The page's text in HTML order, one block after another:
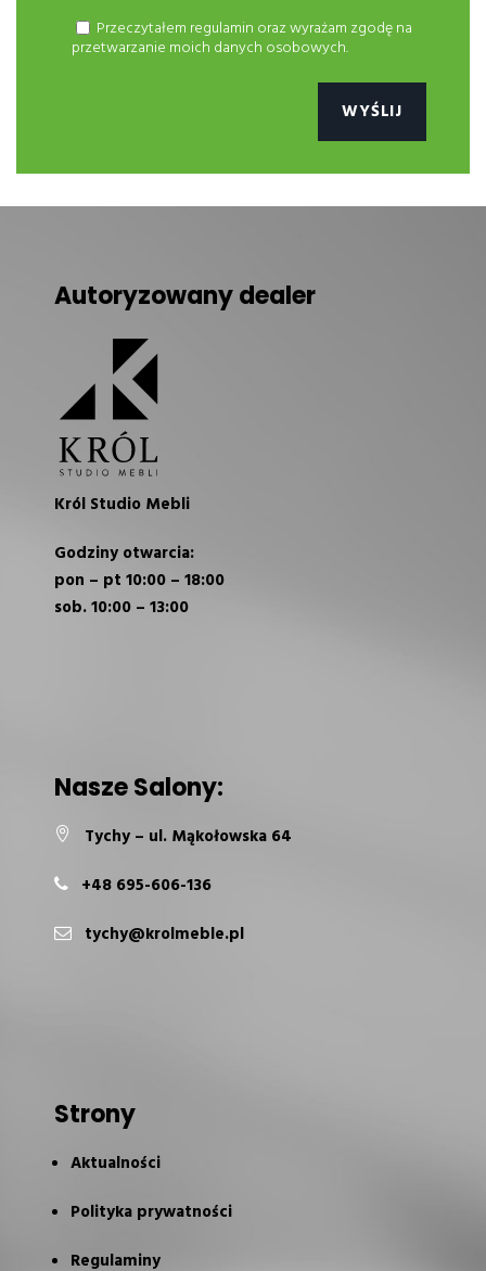
Przeczytałem regulamin oraz wyrażam zgodę na
przetwarzanie moich danych osobowych.
Autoryzowany dealer
Król Studio Mebli
Godziny otwarcia:
pon – pt 10:00 – 18:00
sob. 10:00 – 13:00
Nasze Salony:
Tychy – ul. Mąkołowska 64
+48 695-606-136
tychy@krolmeble.pl
Strony
Aktualności
Polityka prywatności
Regulaminy